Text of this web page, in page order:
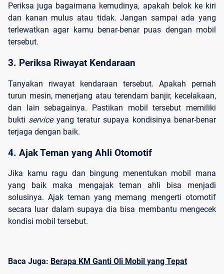
Periksa juga bagaimana kemudinya, apakah belok ke kiri
dan kanan mulus atau tidak. Jangan sampai ada yang
terlewatkan agar kamu benar-benar puas dengan mobil
tersebut.
3. Periksa Riwayat Kendaraan
Tanyakan riwayat kendaraan tersebut. Apakah pernah
turun mesin, menerjang atau terendam banjir, kecelakaan,
dan lain sebagainya. Pastikan mobil tersebut memiliki
bukti service yang teratur supaya kondisinya benar-benar
terjaga dengan baik.
4. Ajak Teman yang Ahli Otomotif
Jika kamu ragu dan bingung menentukan mobil mana
yang baik maka mengajak teman ahli bisa menjadi
solusinya. Ajak teman yang memang mengerti otomotif
secara luar dalam supaya dia bisa membantu mengecek
kondisi mobil tersebut.
Baca Juga: Berapa KM Ganti Oli Mobil yang Tepat